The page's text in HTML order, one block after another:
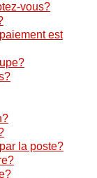
vous?
est
la poste?